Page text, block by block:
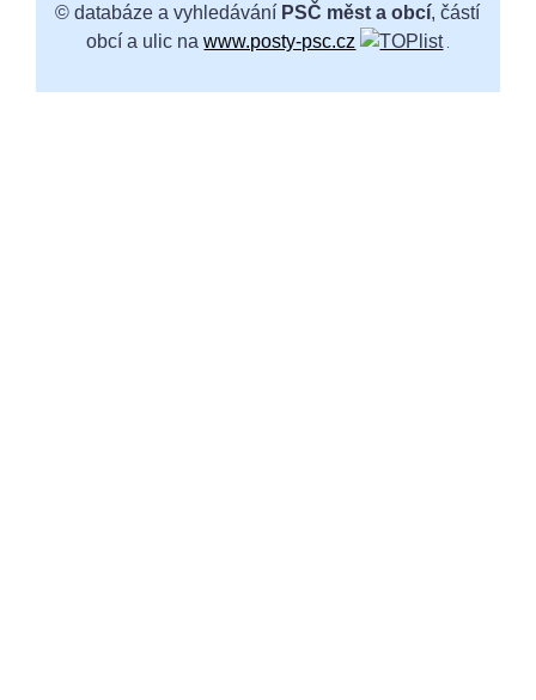
© databáze a vyhledávání PSČ měst a obcí, částí
obcí a ulic nawww.posty-psc.cz